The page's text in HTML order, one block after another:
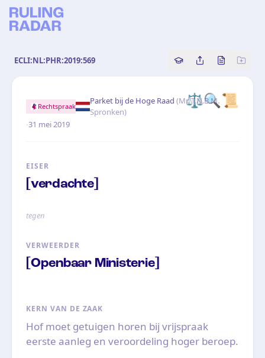
ECLI:NL:PHR:2019:569 Copy source
Share this
Bekijk
⚖️🔍📜
Rechtspraak
Parket bij de Hoge Raad (Mr. T.N.B.M.
Spronken)
·31 mei 2019
EISER
[verdachte]
tegen
VERWEERDER
[Openbaar Ministerie]
KERN VAN DE ZAAK
Hof moet getuigen horen bij vrijspraak
eerste aanleg en veroordeling hoger beroep.